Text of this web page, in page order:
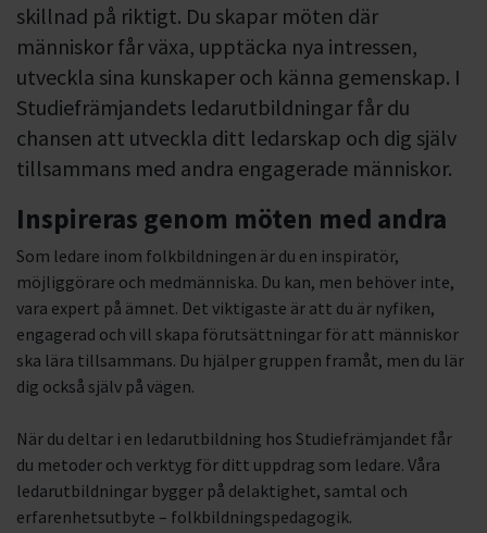
skillnad på riktigt. Du skapar möten där
människor får växa, upptäcka nya intressen,
utveckla sina kunskaper och känna gemenskap. I
Studiefrämjandets ledarutbildningar får du
chansen att utveckla ditt ledarskap och dig själv
tillsammans med andra engagerade människor.
Inspireras genom möten med andra
Som ledare inom folkbildningen är du en inspiratör,
möjliggörare och medmänniska. Du kan, men behöver inte,
vara expert på ämnet. Det viktigaste är att du är nyfiken,
engagerad och vill skapa förutsättningar för att människor
ska lära tillsammans. Du hjälper gruppen framåt, men du lär
dig också själv på vägen.
När du deltar i en ledarutbildning hos Studiefrämjandet får
du metoder och verktyg för ditt uppdrag som ledare. Våra
ledarutbildningar bygger på delaktighet, samtal och
erfarenhetsutbyte – folkbildningspedagogik.